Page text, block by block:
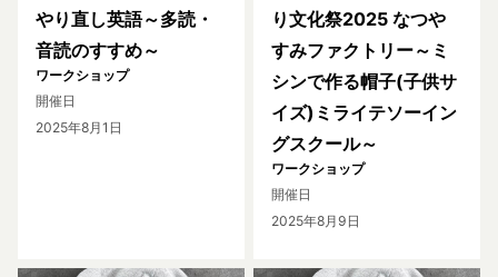
やり直し英語～多読・
音読のすすめ～
ワークショップ
開催日
2025年8月1日
り文化祭2025 なつや
すみファクトリー～ミ
シンで作る帽子(子供サ
イズ)ミライテソーイン
グスクール～
ワークショップ
開催日
2025年8月9日